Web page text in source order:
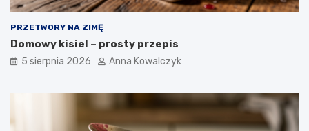
PRZETWORY NA ZIMĘ
Domowy kisiel – prosty przepis
5 sierpnia 2026 Anna Kowalczyk